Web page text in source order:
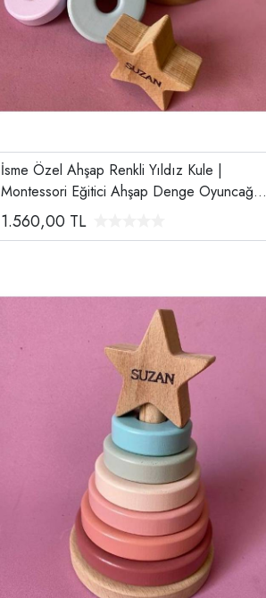
İsme Özel Ahşap Renkli Yıldız Kule |
Montessori Eğitici Ahşap Denge Oyuncağı |
Tiny Wood Pembe
1.560,00 TL